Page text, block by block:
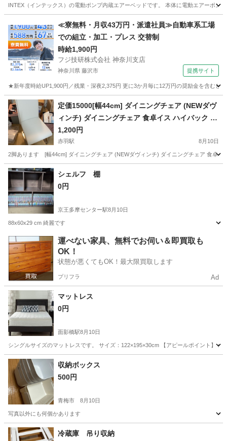
INTEX（インテックス）の電動ポンプ内蔵エアーベッドです。 本体に電動エアーポ
千歳烏山駅 ベッド
≪寮無料・月収43万円・派遣社員≫自動車系工場
での組立・加工・プレス 交替制
時給1,900円
フジ技研株式会社 神奈川支店
神奈川県 藤沢市 提携サイト
★新年度時給UP1,900円／残業・深夜2,375円 更に3か月毎に12万円の奨励金を含む
神奈川 藤沢市 その他
定価15000[幅44cm] ダイニングチェア (NEWダヴ
ィンチ) ダイニングチェア 食卓イス ハイバック ニ
トリ 2脚あり
1,200円
赤羽駅 8月10日
2脚あります [幅44cm] ダイニングチェア (NEWダヴィンチ) ダイニングチェア 食卓イ
東京 北区 椅子
シェルフ 棚
0円
京王多摩センター駅8月10日
88x60x29 cm 綺麗です
東京 多摩市 京王多摩センター駅 収納家具
運べない家具、無料でお伺い＆即買取も
OK！
状態が悪くてもOK！最大限買取します
プリフラ Ad
マットレス
0円
面影橋駅8月10日
シングルサイズのマットレスです。 サイズ：122×195×30cm 【アピールポイント】
東京 豊島区 面影橋駅
収納ボックス
500円
青梅市 8月10日
写真以外にも何個かあります
東京 青梅市 収納家具 ボックス
冷蔵庫 吊り収納